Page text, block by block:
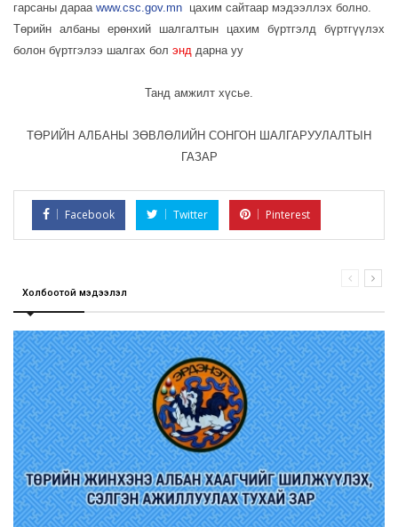
гарсаны дараа www.csc.gov.mn цахим сайтаар мэдээллэх болно.
Төрийн албаны ерөнхий шалгалтын цахим бүртгэлд бүртгүүлэх
болон бүртгэлээ шалгах бол энд дарна уу
Танд амжилт хүсье.
ТӨРИЙН АЛБАНЫ ЗӨВЛӨЛИЙН СОНГОН ШАЛГАРУУЛАЛТЫН
ГАЗАР
Facebook Twitter Pinterest
Холбоотой мэдээлэл